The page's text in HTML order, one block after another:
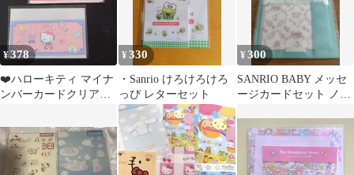
¥378
❤️ハローキティ マイナ
ンバーカードクリアケ
¥330
・Sanrio けろけろけろ
っぴ レターセット
¥300
SANRIO BABY メッセ
ージカードセット ノベ